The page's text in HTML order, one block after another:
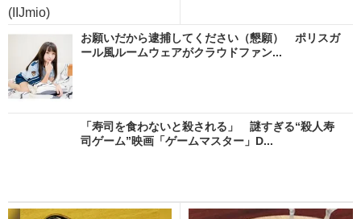
(IIJmio)
お願いだから逮捕してください（懇願） ポリスガ
ール風ルームウェアがクラウドファン...
「寿司を食わないと殺される」 謎すぎる“殺人寿
司ゲーム”映画「ゲームマスター」D...